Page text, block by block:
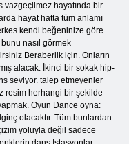
vazgeçilmez hayatında bir
hayat hatta tüm anlamı
kendi beğeninize göre
nasıl görmek
Beraberlik için. Onların
alacak. İkinci bir sokak hip-
seviyor. talep etmeyenler
resim herhangi bir şekilde
Oyun Dance oyna:
olacaktır. Tüm bunlardan
yoluyla değil sadece